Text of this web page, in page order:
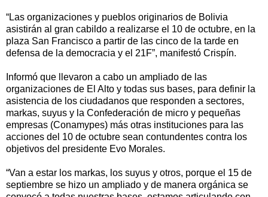
“Las organizaciones y pueblos originarios de Bolivia
asistirán al gran cabildo a realizarse el 10 de octubre, en la
plaza San Francisco a partir de las cinco de la tarde en
defensa de la democracia y el 21F”, manifestó Crispín.
Informó que llevaron a cabo un ampliado de las
organizaciones de El Alto y todas sus bases, para definir la
asistencia de los ciudadanos que responden a sectores,
markas, suyus y la Confederación de micro y pequeñas
empresas (Conamypes) más otras instituciones para las
acciones del 10 de octubre sean contundentes contra los
objetivos del presidente Evo Morales.
“Van a estar los markas, los suyus y otros, porque el 15 de
septiembre se hizo un ampliado y de manera orgánica se